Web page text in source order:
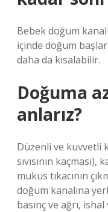
Bebek doğum
içinde doğum
daha da kısalabilir.
Doğuma
anlarız?
Düzenli ve kuvvetli
sıvısının kaçması),
mukus tıkacının
doğum kanalına
basınç ve ağrı,